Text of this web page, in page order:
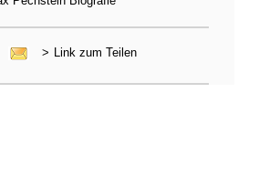
> Link zum Teilen